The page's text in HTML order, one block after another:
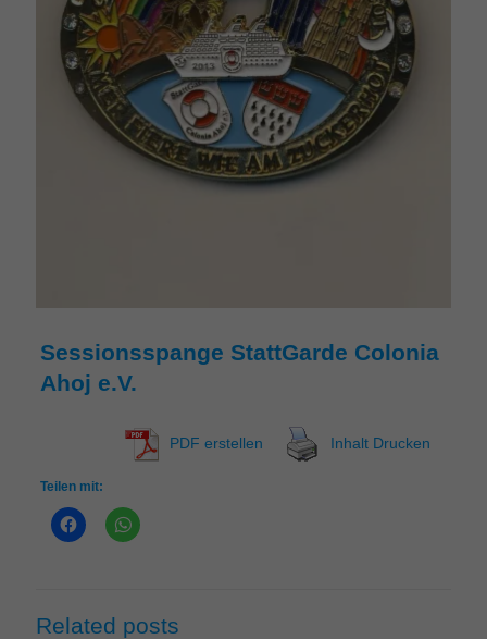
Sessionsspange StattGarde Colonia
Ahoj e.V.
PDF erstellen Inhalt Drucken
Teilen mit:
Related posts